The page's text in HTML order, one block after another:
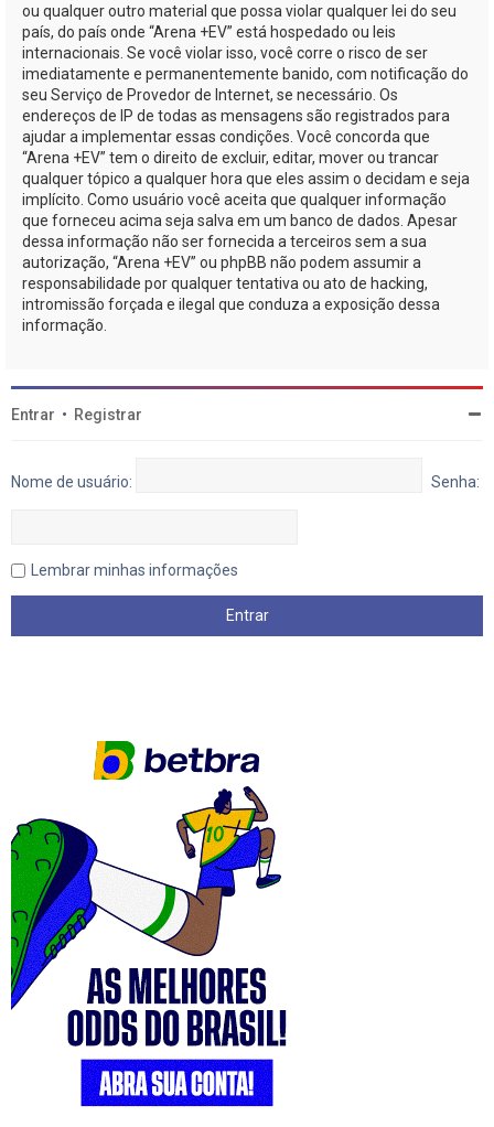
ou qualquer outro material que possa violar qualquer lei do seu
país, do país onde “Arena +EV” está hospedado ou leis
internacionais. Se você violar isso, você corre o risco de ser
imediatamente e permanentemente banido, com notificação do
seu Serviço de Provedor de Internet, se necessário. Os
endereços de IP de todas as mensagens são registrados para
ajudar a implementar essas condições. Você concorda que
“Arena +EV” tem o direito de excluir, editar, mover ou trancar
qualquer tópico a qualquer hora que eles assim o decidam e seja
implícito. Como usuário você aceita que qualquer informação
que forneceu acima seja salva em um banco de dados. Apesar
dessa informação não ser fornecida a terceiros sem a sua
autorização, “Arena +EV” ou phpBB não podem assumir a
responsabilidade por qualquer tentativa ou ato de hacking,
intromissão forçada e ilegal que conduza a exposição dessa
informação.
Entrar • Registrar
Nome de usuário: Senha:
Lembrar minhas informações